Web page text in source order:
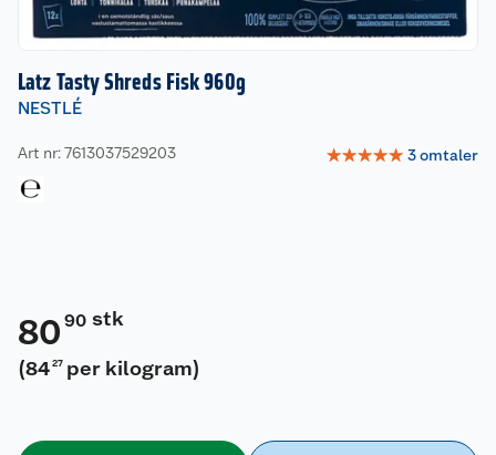
Latz Tasty Shreds Fisk 960g
NESTLÉ
Art nr: 7613037529203 ☆☆☆☆☆ 3omtaler
80 90 stk
(84 27 per kilogram)